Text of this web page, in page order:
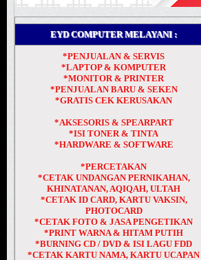
EYD COMPUTER MELAYANI :
*PENJUALAN & SERVIS
*LAPTOP & KOMPUTER
*MONITOR & PRINTER
*PENJUALAN BARU & SEKEN
*GRATIS CEK KERUSAKAN
*AKSESORIS & SPEARPART
*ISI TONER & TINTA
*HARDWARE & SOFTWARE
*PERCETAKAN
*CETAK UNDANGAN PERNIKAHAN,
KHINATANAN, AQIQAH, ULTAH
*CETAK ID CARD, KARTU VAKSIN,
PHOTOCARD
*CETAK FOTO & JASA PENGETIKAN
*PRINT WARNA & HITAM PUTIH
*BURNING CD / DVD & ISI LAGU FDD
*CETAK KARTU NAMA, KARTU UCAPAN